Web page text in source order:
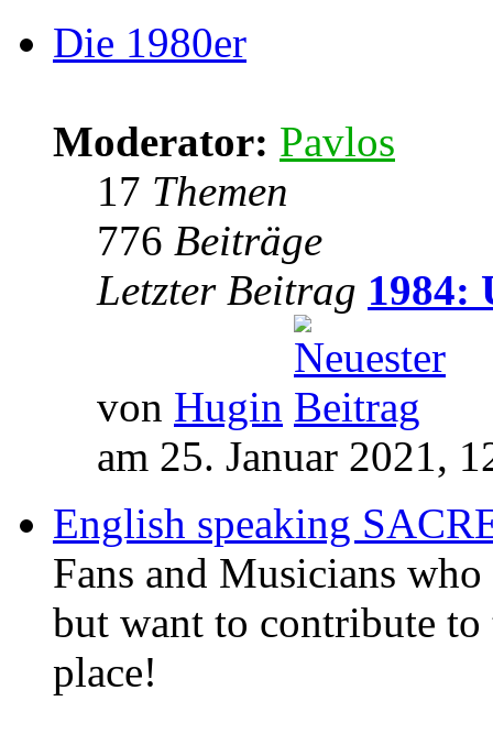
Die 1980er
Moderator: Pavlos
17 Themen
776 Beiträge
Letzter Beitrag 1984:
von Hugin
am 25. Januar 2021,
English speaking
Fans and Musicians
but want to contribute to
place!